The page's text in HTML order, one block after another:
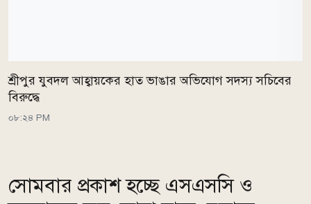
শ্রীপুর যুবদল আহ্বায়কের হাত ভাঙার অভিযোগ সদস্য সচিবের
বিরুদ্ধে
০৮:২৪ PM
সোমবার প্রকাশ হচ্ছে এসএসসি ও